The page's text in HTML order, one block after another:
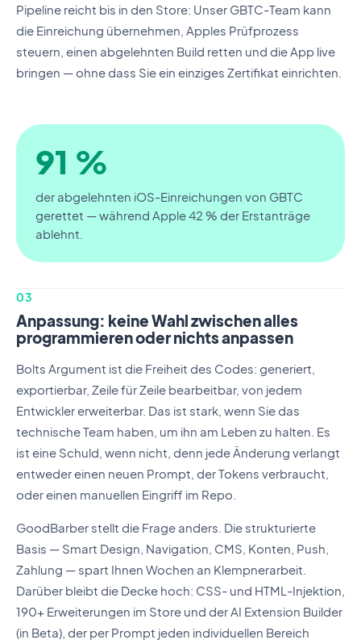
Pipeline reicht bis in den Store: Unser GBTC-Team kann
die Einreichung übernehmen, Apples Prüfprozess
steuern, einen abgelehnten Build retten und die App live
bringen — ohne dass Sie ein einziges Zertifikat einrichten.
91 %
der abgelehnten iOS-Einreichungen von GBTC
gerettet — während Apple 42 % der Erstanträge
ablehnt.
03
Anpassung: keine Wahl zwischen alles
programmieren oder nichts anpassen
Bolts Argument ist die Freiheit des Codes: generiert,
exportierbar, Zeile für Zeile bearbeitbar, von jedem
Entwickler erweiterbar. Das ist stark, wenn Sie das
technische Team haben, um ihn am Leben zu halten. Es
ist eine Schuld, wenn nicht, denn jede Änderung verlangt
entweder einen neuen Prompt, der Tokens verbraucht,
oder einen manuellen Eingriff im Repo.
GoodBarber stellt die Frage anders. Die strukturierte
Basis — Smart Design, Navigation, CMS, Konten, Push,
Zahlung — spart Ihnen Wochen an Klempnerarbeit.
Darüber bleibt die Decke hoch: CSS- und HTML-Injektion,
190+ Erweiterungen im Store und der AI Extension Builder
(in Beta), der per Prompt jeden individuellen Bereich